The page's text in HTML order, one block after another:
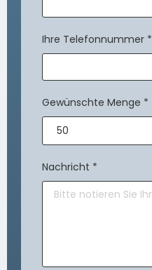
Ihre Telefonnummer *
Gewünschte Menge *
Nachricht *